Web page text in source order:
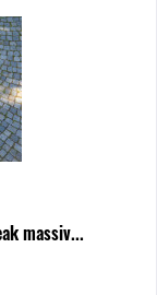
massiv...